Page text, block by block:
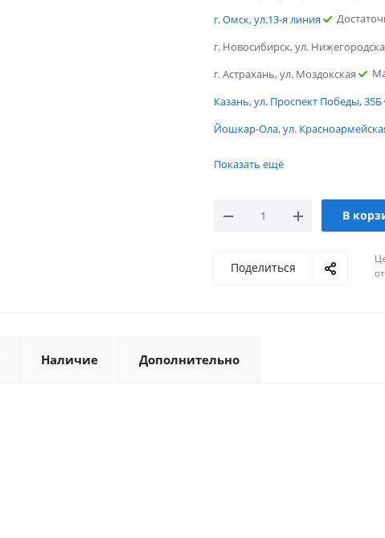
г. Омск, ул.13-я линия
г. Новосибирск, ул.
г. Астрахань, ул. Моздокская
Казань, ул. Проспект Победы, 35Б
Йошкар-Ола, ул.
г. Саратов, ул. Политехническая
г. Омск, ул.13-я линия
Показать ещё
В
Поделиться
Наличие Дополнительно